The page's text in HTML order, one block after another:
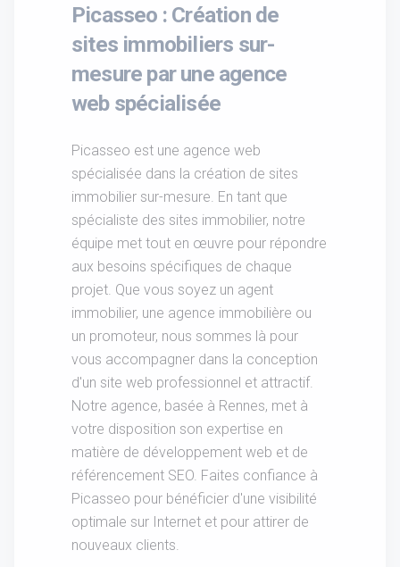
Picasseo : Création de
sites immobiliers sur-
mesure par une agence
web spécialisée
Picasseo est une agence web
spécialisée dans la création de sites
immobilier sur-mesure. En tant que
spécialiste des sites immobilier, notre
équipe met tout en œuvre pour répondre
aux besoins spécifiques de chaque
projet. Que vous soyez un agent
immobilier, une agence immobilière ou
un promoteur, nous sommes là pour
vous accompagner dans la conception
d'un site web professionnel et attractif.
Notre agence, basée à Rennes, met à
votre disposition son expertise en
matière de développement web et de
référencement SEO. Faites confiance à
Picasseo pour bénéficier d'une visibilité
optimale sur Internet et pour attirer de
nouveaux clients.